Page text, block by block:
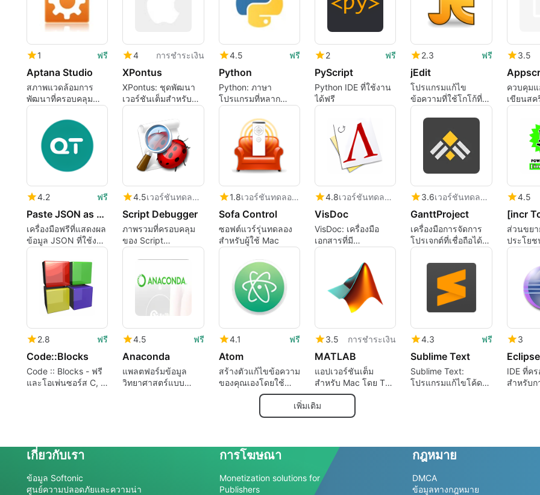
1 ฟรี
Aptana Studio
สภาพแวดล้อมการ
พัฒนาที่ครอบคลุม
สำหรับแอปพลิเคชัน
4 การชำระเงิน
XPontus
XPontus: ชุดพัฒนา
เวอร์ชันเต็มสำหรับ
Mac
4.5 ฟรี
Python
Python: ภาษา
โปรแกรมที่หลาก
หลายและใช้งานง่าย
2 ฟรี
PyScript
Python IDE ที่ใช้งาน
ได้ฟรี
2.3 ฟรี
jEdit
โปรแกรมแก้ไข
ข้อความที่ใช้โกโก้ที่มี
ประสิทธิภาพสำหรับ
โปรแกรมเมอร์
3.5
ควบคุม
เขียนสค
4.2 ฟรี
Paste JSON as Code quicktype
เครื่องมือฟรีที่แสดงผล
ข้อมูล JSON ที่ใช้งาน
ได้ใน Visual Studio
4.5 เวอร์ชันทดลองใช้
Script Debugger
ภาพรวมที่ครอบคลุม
ของ Script
Debugger สำหรับ
Mac
1.8 เวอร์ชันทดลองใช้
Sofa Control
ซอฟต์แวร์รุ่นทดลอง
สำหรับผู้ใช้ Mac
4.8 เวอร์ชันทดลองใช้
VisDoc
VisDoc: เครื่องมือ
เอกสารที่มี
ประสิทธิภาพสำหรับ
3.6 เวอร์ชันทดลองใช้
GanttProject
เครื่องมือการจัดการ
โปรเจกต์ที่เชื่อถือได้
และฟรี
4.5
[incr
ส่วนขยา
ประโยช
2.8 ฟรี
Code::Blocks
Code :: Blocks - ฟรี
และโอเพ่นซอร์ส C, C
4.5 ฟรี
Anaconda
แพลตฟอร์มข้อมูล
วิทยาศาสตร์แบบ
4.1 ฟรี
Atom
สร้างตัวแก้ไขข้อความ
ของคุณเองโดยใช้
โปรแกรมแก้ไขโอเพน
3.5 การชำระเงิน
MATLAB
แอปเวอร์ชันเต็ม
สำหรับ Mac โดย The
MathWorks
4.3 ฟรี
Sublime Text
Sublime Text:
โปรแกรมแก้ไขโค้ดที่
3
IDE ที่ค
สำหรับ
เพิ่มเติม
เกี่ยวกับเรา
ข้อมูล Softonic
ศูนย์ความปลอดภัยและความน่า
การโฆษณา
Monetization solutions for
Publishers
กฎหมาย
DMCA
ข้อมูลทางกฎหมาย